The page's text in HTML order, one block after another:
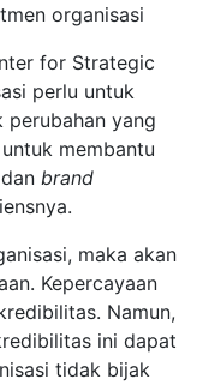
organisasi
for Strategic
perlu untuk
perubahan yang
membantu
brand
maka akan
Kepercayaan
Namun,
ini dapat
tidak bijak